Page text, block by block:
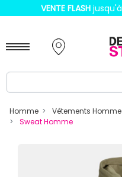
VENTE FLASH jusqu'à
Homme Vêtements Homme
Sweat Homme